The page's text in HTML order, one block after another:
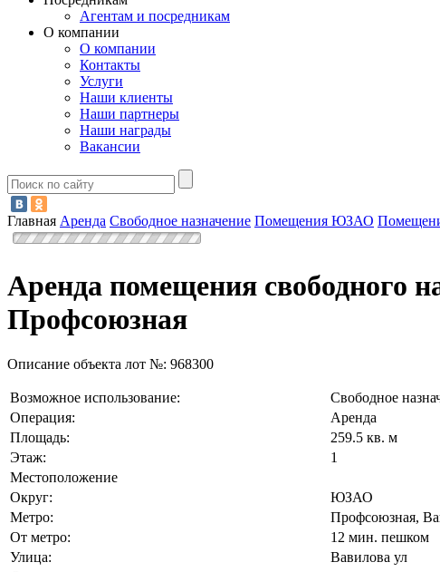
Агентам и посредникам
О компании
О компании
Контакты
Услуги
Наши клиенты
Наши партнеры
Наши награды
Вакансии
Главная Аренда Свободное назначение Помещения ЮЗАО
Аренда помещения свободного
Профсоюзная
Описание объекта лот №: 968300
Возможное использование: Свободное
Операция:
Аренда
Площадь:
259.5 кв. м
Этаж:
1
Местоположение
Округ:
ЮЗАО
Метро:
Профсоюзная,
От метро:
12 мин. пешком
Улица:
Вавилова ул